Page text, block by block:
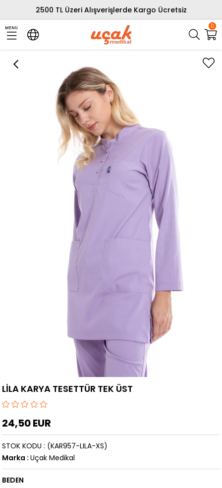
2500 TL Üzeri Alışverişlerde Kargo Ücretsiz
0
MENU
LİLA KARYA TESETTÜR TEK ÜST
24,50 EUR
(KAR957-LILA-XS)
STOK KODU
Marka : Uçak Medikal
BEDEN